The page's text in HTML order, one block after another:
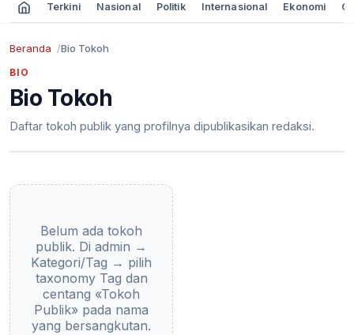
Terkini Nasional Politik Internasional Ekonomi
Beranda Bio Tokoh
BIO
Bio Tokoh
Daftar tokoh publik yang profilnya dipublikasikan redaksi.
Belum ada tokoh
publik. Di admin →
Kategori/Tag → pilih
taxonomy Tag dan
centang «Tokoh
Publik» pada nama
yang bersangkutan.